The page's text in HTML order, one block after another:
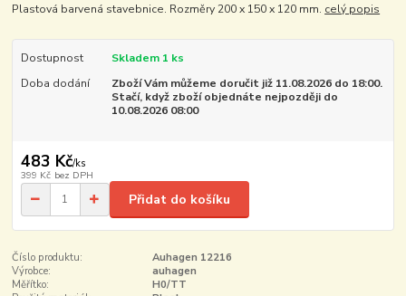
Plastová barvená stavebnice. Rozměry 200 x 150 x 120 mm. celý popis
Dostupnost
Skladem 1 ks
Doba dodání
Zboží Vám můžeme doručit již 11.08.2026 do 18:00.
Stačí, když zboží objednáte nejpozději do
10.08.2026 08:00
483 Kč/ks
399 Kč bez DPH
Přidat do košíku
Číslo produktu:
Auhagen 12216
Výrobce:
auhagen
Měřítko:
H0/TT